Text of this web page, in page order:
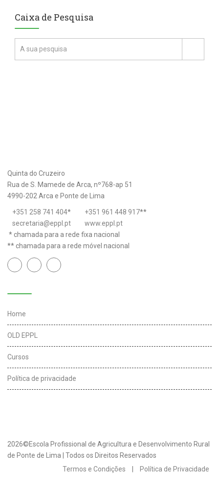
Caixa de Pesquisa
Quinta do Cruzeiro
Rua de S. Mamede de Arca, nº768-ap 51
4990-202 Arca e Ponte de Lima
+351 258 741 404* +351 961 448 917**
secretaria@eppl.pt
www.eppl.pt
* chamada para a rede fixa nacional
** chamada para a rede móvel nacional
Home
OLD EPPL
Cursos
Política de privacidade
2026©Escola Profissional de Agricultura e Desenvolvimento Rural
de Ponte de Lima | Todos os Direitos Reservados
Termos e Condições
| Política de Privacidade